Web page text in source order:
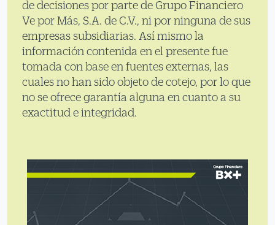
de decisiones por parte de Grupo Financiero
Ve por Más, S.A. de C.V., ni por ninguna de sus
empresas subsidiarias. Así mismo la
información contenida en el presente fue
tomada con base en fuentes externas, las
cuales no han sido objeto de cotejo, por lo que
no se ofrece garantía alguna en cuanto a su
exactitud e integridad.